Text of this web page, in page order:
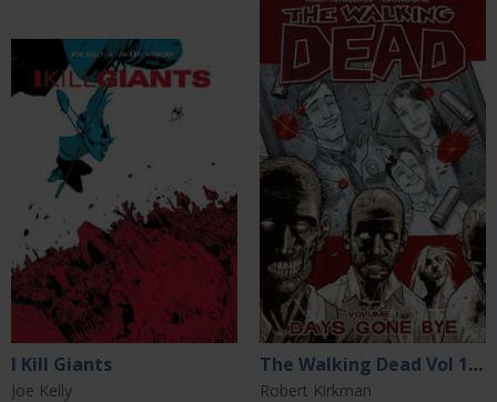
I Kill Giants
Joe Kelly
The Walking Dead Vol 1: Days Gone Bye
Robert Kirkman